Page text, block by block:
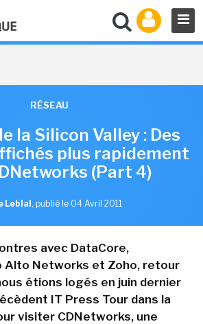
RÉSEAU
la Silicon Valley : Des
plus rapidement
(Part 4)
Leblal , publié le 04 Avril 2011
avec DataCore,
Alto Networks et Zoho, retour
étions logés en juin dernier
IT Press Tour dans la
visiter CDNetworks, une